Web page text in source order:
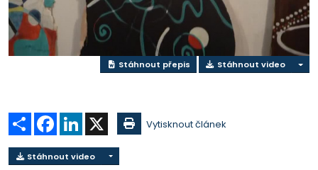
video
Stáhnout přepis Stáhnout video
Sdílet Facebook
LinkedIn Vytisknout článek
Stáhnout video